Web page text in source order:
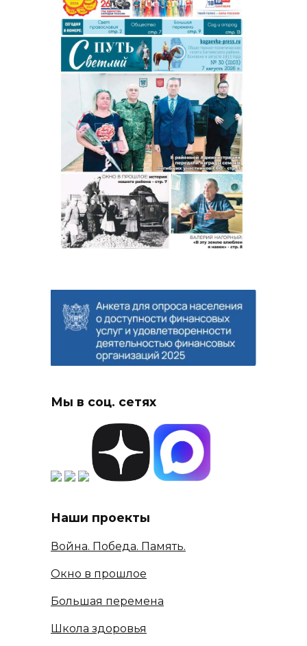
Мы в соц. сетях
Наши проекты
Война. Победа. Память.
Окно в прошлое
Большая перемена
Школа здоровья